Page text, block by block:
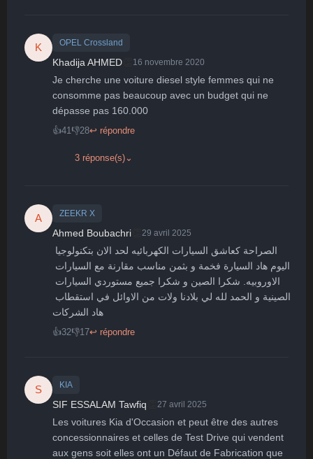
K OPEL Crossland
Khadija AHMED 16 novembre 2020
Je cherche une voiture diesel style femmes qui ne
consomme pas beaucoup avec un budget qui ne
dépasse pas 160.000
👍41👎28↩ répondre
3 réponse(s) ⌄
A ZEEKR X
Ahmed Boubachri 29 avril 2025
👍32👎17↩ répondre
S KIA
SIF ESSALAM Tawfiq 27 avril 2025
Les voitures Kia d'Occasion et peut être des autres
concessionnaires et celles de Test Drive qui vendent
aux gens soit elles ont un Défaut de Fabrication que